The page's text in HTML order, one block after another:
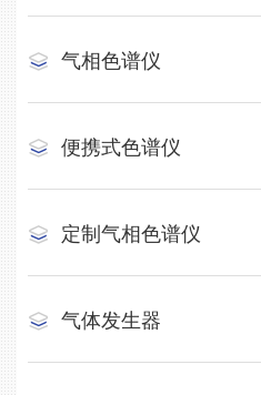
气相色谱仪
便携式色谱仪
定制气相色谱仪
气体发生器